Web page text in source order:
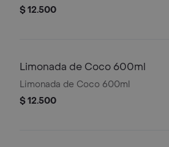
$ 12.500
Limonada de Coco 600ml
Limonada de Coco 600ml
$ 12.500